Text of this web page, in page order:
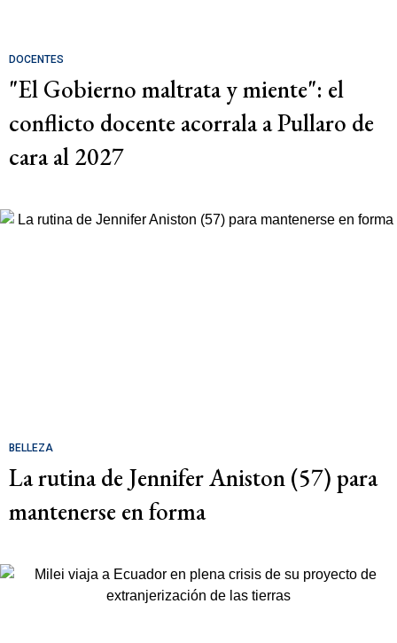
DOCENTES
"El Gobierno maltrata y miente": el
conflicto docente acorrala a Pullaro de
cara al 2027
BELLEZA
La rutina de Jennifer Aniston (57) para
mantenerse en forma